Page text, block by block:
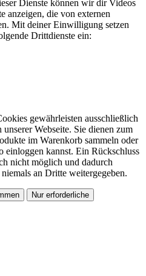
Dienste können wir dir Videos
anzeigen, die von externen
Mit deiner Einwilligung setzen
Drittdienste ein:
gewährleisten ausschließlich
Webseite. Sie dienen zum
im Warenkorb sammeln oder
einloggen kannst. Ein Rückschluss
nicht möglich und dadurch
an Dritte weitergegeben.
Nur erforderliche